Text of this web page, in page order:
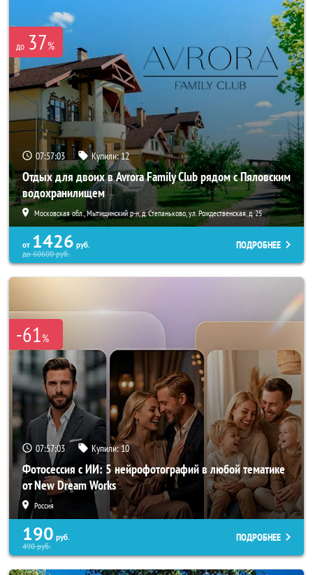
до 37%
07:56:59 Купили:12
Отдых для двоих в Avrora Family Club рядом с Пяловским
водохранилищем
Московская обл., Мытищинский р-н, д. Степаньково, ул. Рождественская, д. 25
от 1426 руб.
до60600руб.
ПОДРОБНЕЕ
-61%
07:56:59 Купили:10
Фотосессия с ИИ: 5 нейрофотографий в любой тематике
от New Dream Works
Россия
190 руб.
490руб.
ПОДРОБНЕЕ